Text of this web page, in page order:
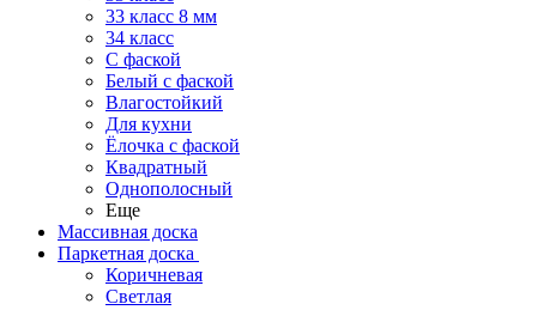
33 класс 8 мм
34 класс
C фаской
Белый с фаской
Влагостойкий
Для кухни
Ёлочка с фаской
Квадратный
Однополосный
Еще
Массивная доска
Паркетная доска
Коричневая
Светлая